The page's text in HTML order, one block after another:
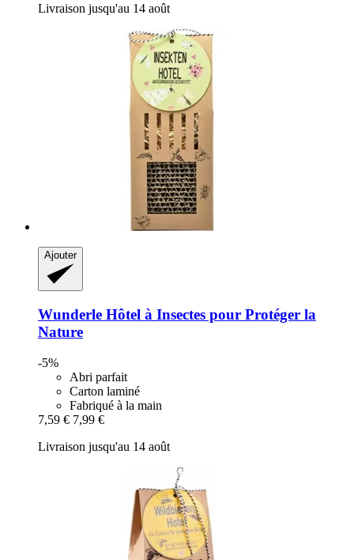
Livraison jusqu'au 14 août
Ajouter
Wunderle Hôtel à Insectes pour Protéger la
Nature
-5%
Abri parfait
Carton laminé
Fabriqué à la main
7,59 € 7,99 €
Livraison jusqu'au 14 août